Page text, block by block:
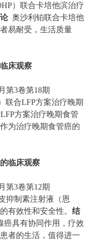
）联合卡培他滨治疗
奥沙利铂联合卡培他
易耐受，生活质量
床观察
第3卷第18期
联合LFP方案治疗晚期
方案治疗晚期食管
为治疗晚期食管癌的
临床观察
第3卷第12期
抑制素注射液（恩
有效性和安全性。 结
癌具有协同作用，疗效
者的生活，值得进一